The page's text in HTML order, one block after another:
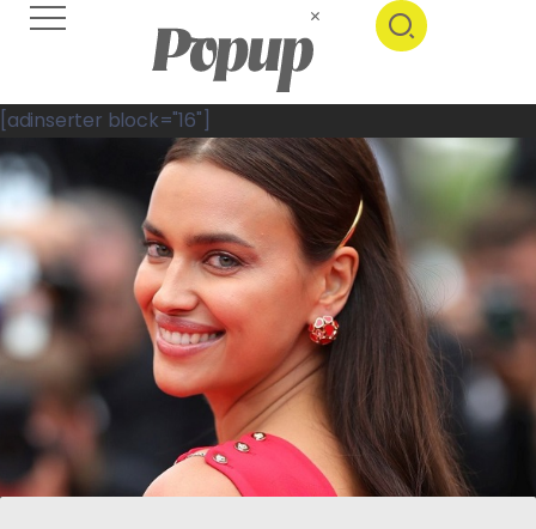
[adinserter block="16"]